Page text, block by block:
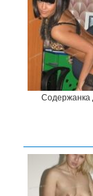
Содержанка